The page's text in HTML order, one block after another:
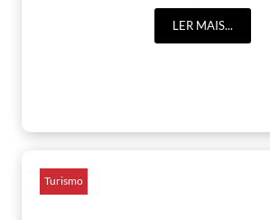
LER MAIS...
Turismo